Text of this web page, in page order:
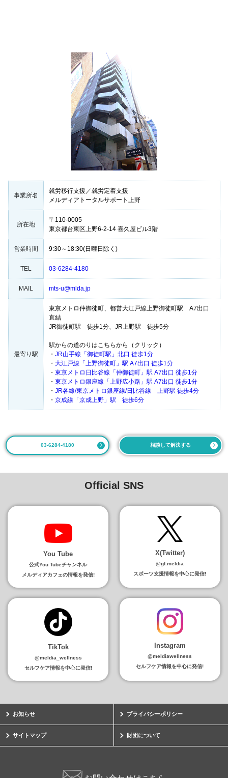
事業所名
就労移行支援／就労定着支援
メルディアトータルサポート上野
所在地
〒110-0005
東京都台東区上野6-2-14 喜久屋ビル3階
営業時間 9:30～18:30(日曜日除く)
TEL 03-6284-4180
MAIL mts-u@mlda.jp
最寄り駅
東京メトロ仲御徒町、都営大江戸線上野御徒町駅 A7出口
直結
JR御徒町駅 徒歩1分、JR上野駅 徒歩5分
駅からの道のりはこちらから（クリック）
・ JR山手線「御徒町駅」北口 徒歩1分
・ 大江戸線「上野御徒町」駅 A7出口 徒歩1分
・ 東京メトロ日比谷線「仲御徒町」駅 A7出口 徒歩1分
・ 東京メトロ銀座線「上野広小路」駅 A7出口 徒歩1分
・ JR各線/東京メトロ銀座線/日比谷線 上野駅 徒歩4分
・ 京成線「京成上野」駅 徒歩6分
03-6284-4180 相談して解決する
Official SNS
You Tube
公式You Tubeチャンネル
メルディアカフェの情報を発信!
X(Twitter)
@gf.meldia
スポーツ支援情報を中心に発信!
TikTok
@meldia_wellness
セルフケア情報を中心に発信!
Instagram
@meldiawellness
セルフケア情報を中心に発信!
お知らせ プライバシーポリシー
サイトマップ 財団について